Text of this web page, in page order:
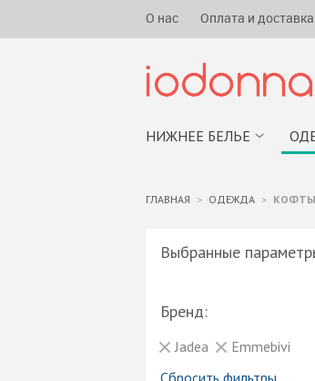
О нас Оплата и доставка
НИЖНЕЕ БЕЛЬЕ
ГЛАВНАЯ ОДЕЖДА КОФТЫ
Выбранные
Бренд:
Jadea
Emmebivi
Сбросить фильтры